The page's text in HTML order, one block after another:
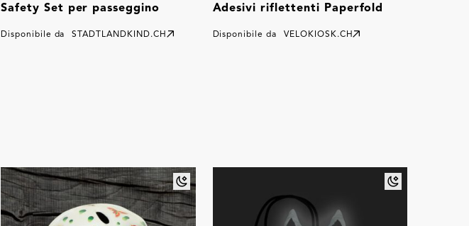
Safety Set per passeggino
Disponibile da STADTLANDKIND.CH
Adesivi riflettenti Paperfold
Disponibile da VELOKIOSK.CH